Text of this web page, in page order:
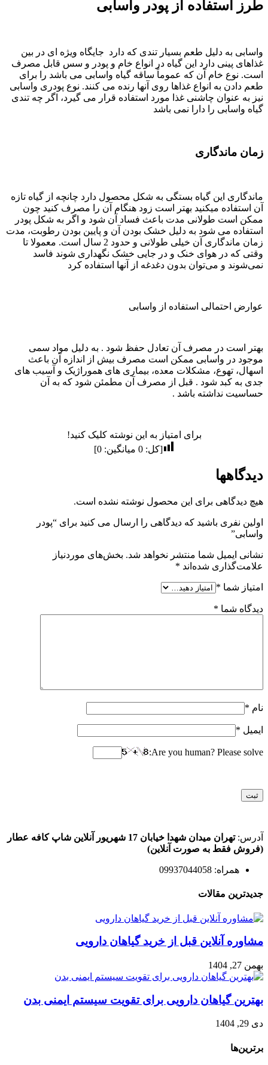
طرز استفاده از پودر واسابی
واسابی به دلیل طعم بسیار تندی که دارد جایگاه ویژه ای در بین
غذاهای پینی دارد این گیاه در انواع خام و پودر و سس قابل مصرف
است. نوع خام آن که عموماً ساقه گیاه واسابی می باشد را برای
طعم دادن به انواع غذاها روی آنها رنده می کنند. نوع پودری واسابی
نیز به عنوان چاشنی غذا مورد استفاده قرار می گیرد، اگر چه تندی
گیاه واسابی را دارا نمی باشد
زمان ماندگاری
ماندگاری این گیاه بستگی به شکل محصول دارد چانچه از گیاه تازه
آن استفاده میکنید بهتر است زود هنگام آن را مصرف کنید چون
ممکن است طولانی مدت باعث فساد آن شود و اگر به شکل پودر
استفاده می شود به دلیل خشک بودن آن و پایین بودن رطوبت، مدت
زمان ماندگاری‌ آن خیلی طولانی و حدود 2 سال است. معمولا تا
وقتی كه در هوای خنک و در جایی خشک نگهداری شوند فاسد
نمی‌شوند و می‌توان بدون دغدغه از آنها استفاده کرد
عوارض احتمالی استفاده از واسابی
بهتر است در مصرف آن تعادل حفظ شود . به دلیل مواد سمی
موجود در واسابی ممکن است مصرف بیش از اندازه آن باعث
اسهال، تهوع، مشکلات معده، بیماری های هموراژیک و آسیب های
جدی به کبد شود . قبل از مصرف آن مطمئن شود که به آن
حساسیت نداشته باشد .
برای امتیاز به این نوشته کلیک کنید!
[کل:0 میانگین:0
]
دیدگاهها
هیچ دیدگاهی برای این محصول نوشته نشده است.
اولین نفری باشید که دیدگاهی را ارسال می کنید برای “پودر
واسابی”
نشانی ایمیل شما منتشر نخواهد شد. بخش‌های موردنیاز
علامت‌گذاری شده‌اند *
امتیاز شما *
دیدگاه شما *
نام *
ایمیل *
Are you human? Please solve:
آدرس:تهران میدان شهدا خیابان 17 شهریور آنلاین شاپ کافه عطار
(فروش فقط به صورت آنلاین)
همراه: 09937044058
جدیدترین مقالات
مشاوره آنلاین قبل از خرید گیاهان دارویی
بهمن 27, 1404
بهترین گیاهان دارویی برای تقویت سیستم ایمنی بدن
دی 29, 1404
برترین‌ها